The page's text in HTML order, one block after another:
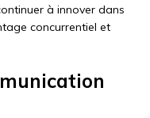
à innover dans
concurrentiel et